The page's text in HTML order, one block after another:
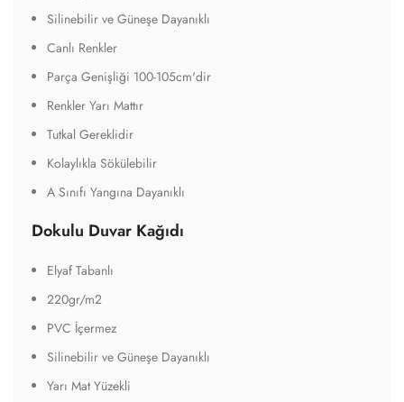
Silinebilir ve Güneşe Dayanıklı
Canlı Renkler
Parça Genişliği 100-105cm'dir
Renkler Yarı Mattır
Tutkal Gereklidir
Kolaylıkla Sökülebilir
A Sınıfı Yangına Dayanıklı
Dokulu Duvar Kağıdı
Elyaf Tabanlı
220gr/m2
PVC İçermez
Silinebilir ve Güneşe Dayanıklı
Yarı Mat Yüzekli